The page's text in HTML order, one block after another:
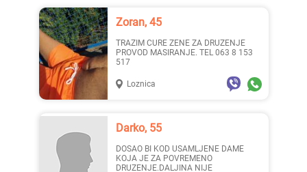
Zoran, 45
TRAZIM CURE ZENE ZA DRUZENJE
PROVOD MASIRANJE. TEL 063 8 153
517
Loznica
Darko, 55
DOSAO BI KOD USAMLJENE DAME
KOJA JE ZA POVREMENO
DRUZENJE.DALJINA NIJE